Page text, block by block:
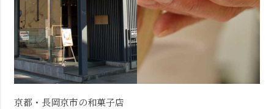
京都・長岡京市の和菓子店